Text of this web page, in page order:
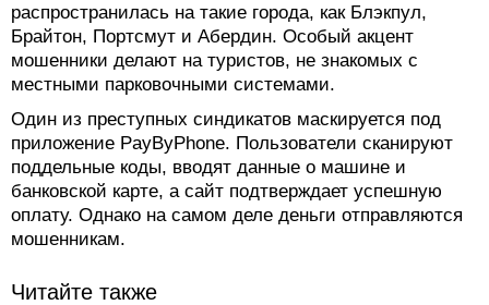
распространилась на такие города, как Блэкпул,
Брайтон, Портсмут и Абердин. Особый акцент
мошенники делают на туристов, не знакомых с
местными парковочными системами.
Один из преступных синдикатов маскируется под
приложение PayByPhone. Пользователи сканируют
поддельные коды, вводят данные о машине и
банковской карте, а сайт подтверждает успешную
оплату. Однако на самом деле деньги отправляются
мошенникам.
Читайте также